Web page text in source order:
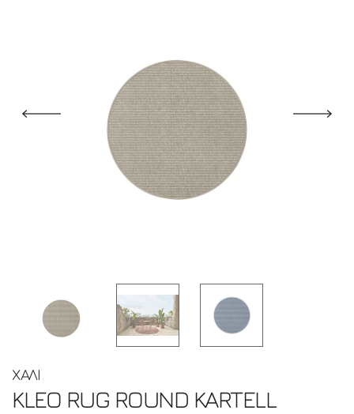
ΧΑΛΙ
KLEO RUG ROUND KARTELL